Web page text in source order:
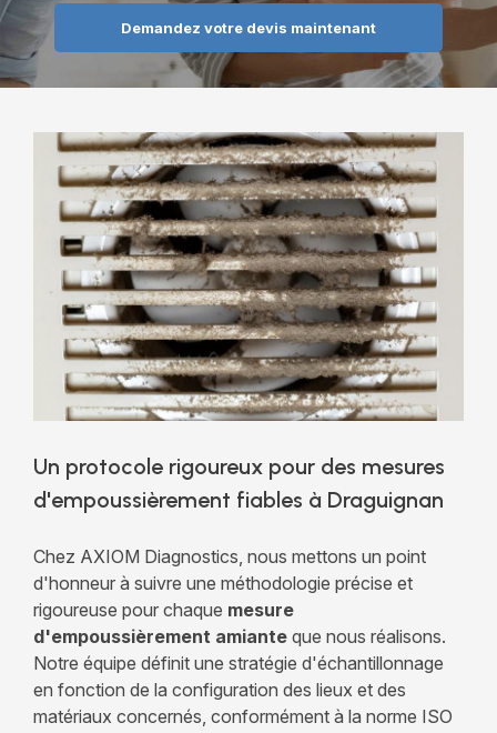
Demandez votre devis maintenant
Un protocole rigoureux pour des mesures
d'empoussièrement fiables à Draguignan
Chez AXIOM Diagnostics, nous mettons un point
d'honneur à suivre une méthodologie précise et
rigoureuse pour chaque mesure
d'empoussièrement amiante que nous réalisons.
Notre équipe définit une stratégie d'échantillonnage
en fonction de la configuration des lieux et des
matériaux concernés, conformément à la norme ISO